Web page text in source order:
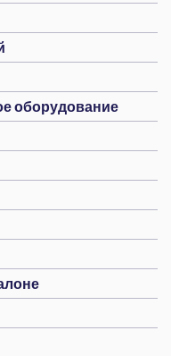
оборудование